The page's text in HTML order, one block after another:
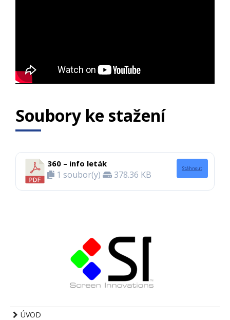
Soubory ke stažení​
360 – info leták
1 soubor(y) 378.36 KB
Stáhnout
ÚVOD